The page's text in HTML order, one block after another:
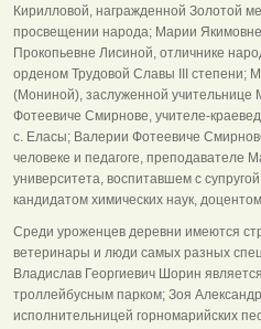
Кирилловой, награжденной Золотой
просвещении народа; Марии
Прокопьевне Лисиной, отличнике
орденом Трудовой Славы III степени;
(Мониной), заслуженной
Фотеевиче Смирнове, учителе-
с. Еласы; Валерии Фотеевиче
человеке и педагоге, преподавателе
университета, воспитавшем с
кандидатом химических наук,
Среди уроженцев деревни имеются
ветеринары и люди самых разных
Владислав Георгиевич Шорин
троллейбусным парком; Зоя
исполнительницей горномарийских